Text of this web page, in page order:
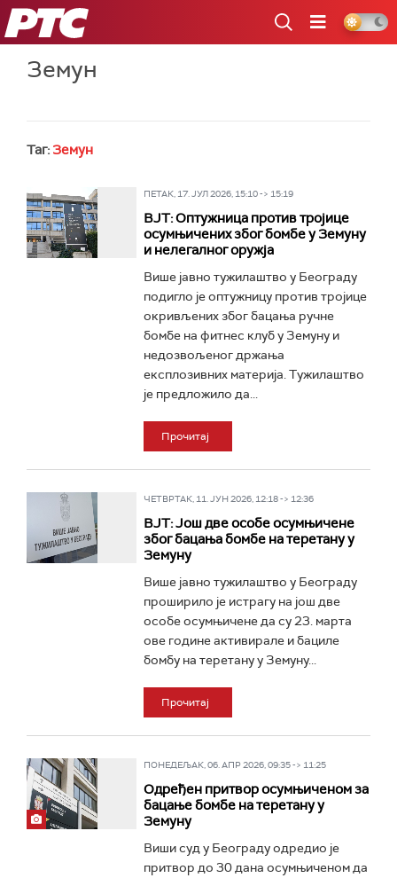
РТС
Земун
Таг: Земун
ПЕТАК, 17. ЈУЛ 2026, 15:10 -> 15:19
ВЈТ: Оптужница против тројице
осумњичених због бомбе у Земуну
и нелегалног оружја
Више јавно тужилаштво у Београду
подигло је оптужницу против тројице
окривљених због бацања ручне
бомбе на фитнес клуб у Земуну и
недозвољеног држања
експлозивних материја. Тужилаштво
је предложило да...
Прочитај
ЧЕТВРТАК, 11. ЈУН 2026, 12:18 -> 12:36
ВЈТ: Још две особе осумњичене
због бацања бомбе на теретану у
Земуну
Више јавно тужилаштво у Београду
проширило је истрагу на још две
особе осумњичене да су 23. марта
ове године активирале и бациле
бомбу на теретану у Земуну...
Прочитај
ПОНЕДЕЉАК, 06. АПР 2026, 09:35 -> 11:25
Одређен притвор осумњиченом за
бацање бомбе на теретану у
Земуну
Виши суд у Београду одредио је
притвор до 30 дана осумњиченом да